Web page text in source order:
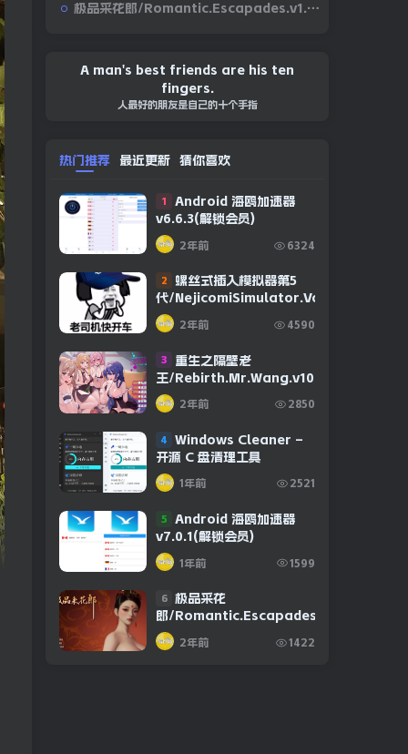
极品采花郎/Romantic.Escapades.v1.2.1
A man's best friends are his ten
fingers.
人最好的朋友是自己的十个手指
热门推荐 最近更新 猜你喜欢
1
Android 海鸥加速器
v6.6.3(解锁会员)
2年前 6324
2
螺丝式插入模拟器第5
代/NejicomiSimulator.Vol.5.v1.0.2
2年前 4590
3
重生之隔壁老
王/Rebirth.Mr.Wang.v10032020
2年前 2850
4
Windows Cleaner –
开源 C 盘清理工具
1年前 2521
5
Android 海鸥加速器
v7.0.1(解锁会员)
1年前 1599
6
极品采花
郎/Romantic.Escapades.v1.2.1
2年前 1422